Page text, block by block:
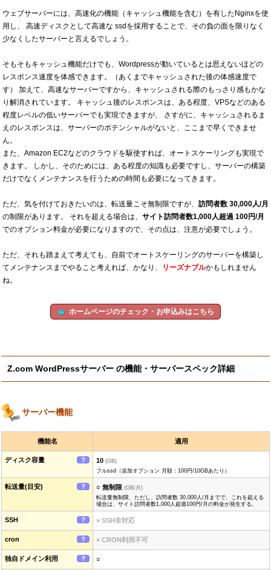
ウェブサーバーには、高速化の機能（キャッシュ機能を含む）を有したNginxを使
用し、 高速ディスクとして高速な ssdを採用することで、その負の面を限りなく
少なくしたサーバーと言えるでしょう。
そもそもキャッシュ機能だけでも、Wordpressが動いているとは思えないほどの
レスポンス速度を体感できます。（あくまでキャッシュされた後の体感速度で
す） 加えて、高速なサーバーですから、キャッシュされる際のもっさり感もかな
り解消されています。 キャッシュ後のレスポンスは、ある程度、VPSなどのある
程度レベルの低いサーバーでも実現できますが、 さすがに、キャッシュされるま
えのレスポンスは、サーバーのポテンシャルがないと、ここまで早くできませ
ん。
また、Amazon EC2などのクラウドを駆使すれば、オートスケーリングも実現で
きます。 しかし、そのためには、ある程度の知識も必要ですし、サーバーの構築
だけでなくメンテナンスを行うための時間も必要になってきます。
ただ、気を付けておきたいのは、転送量こそ無制限ですが、 訪問者数 30,000人/月
の制限があります。 それを超える場合は、 サイト訪問者数1,000人超過 100円/月
でのオプション料金が必要になりますので、その点は、注意が必要でしょう。
ただ、それも踏まえて考えても、自前でオートスケーリングのサーバーを構築し
てメンテナンスまでやること考えれば、かなり、
リーズナブルかもしれません
ね。
ホームページのチェック・お申込みはこちら
Z.com WordPressサーバー の機能・サーバースペック詳細
サーバー機能
機能名 適用
ディスク容量 ？ 10 (GB)
フルssd（追加オプション 月額：100円/10GBあたり）
転送量(目安) ？ ○ 無制限 (GB/月)
転送量無制限、ただし、訪問者数 30,000人/月までで、これを超える
場合は、サイト訪問者数1,000人超過100円/月の料金が発生する。
SSH ？ × SSH非対応
cron ？ × CRON利用不可
独自ドメイン利用 ？ ○